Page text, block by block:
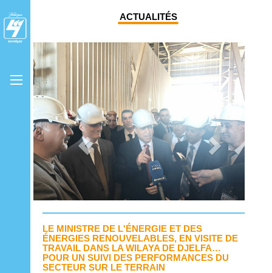
ACTUALITÉS
Previous Next
LE MINISTRE DE L'ÉNERGIE ET DES
ÉNERGIES RENOUVELABLES, EN VISITE DE
TRAVAIL DANS LA WILAYA DE DJELFA…
POUR UN SUIVI DES PERFORMANCES DU
SECTEUR SUR LE TERRAIN